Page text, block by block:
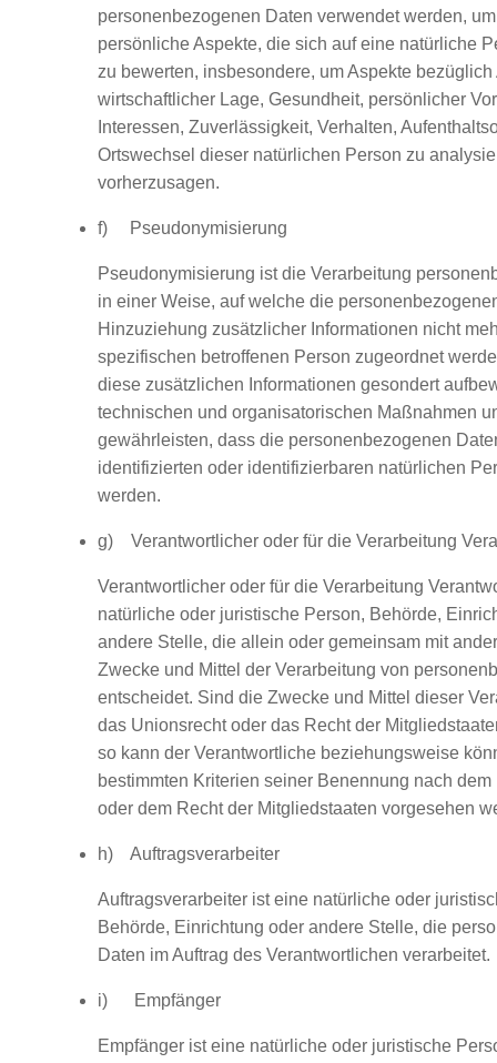
personenbezogenen Daten verwendet werden,
persönliche Aspekte, die sich auf eine natürliche
zu bewerten, insbesondere, um Aspekte
wirtschaftlicher Lage, Gesundheit, persönlicher
Interessen, Zuverlässigkeit, Verhalten,
Ortswechsel dieser natürlichen Person zu
vorherzusagen.
f) Pseudonymisierung
Pseudonymisierung ist die Verarbeitung
in einer Weise, auf welche die
Hinzuziehung zusätzlicher Informationen nicht
spezifischen betroffenen Person zugeordnet
diese zusätzlichen Informationen gesondert
technischen und organisatorischen Maßnahmen
gewährleisten, dass die personenbezogenen
identifizierten oder identifizierbaren natürlichen
werden.
g) Verantwortlicher oder für die Verarbeitung
Verantwortlicher oder für die Verarbeitung
natürliche oder juristische Person, Behörde,
andere Stelle, die allein oder gemeinsam mit
Zwecke und Mittel der Verarbeitung von
entscheidet. Sind die Zwecke und Mittel dieser
das Unionsrecht oder das Recht der
so kann der Verantwortliche beziehungsweise
bestimmten Kriterien seiner Benennung nach
oder dem Recht der Mitgliedstaaten vorgesehen
h) Auftragsverarbeiter
Auftragsverarbeiter ist eine natürliche oder
Behörde, Einrichtung oder andere Stelle, die
Daten im Auftrag des Verantwortlichen verarbeitet.
i) Empfänger
Empfänger ist eine natürliche oder juristische